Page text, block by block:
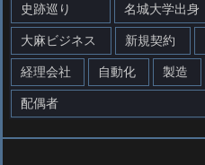
史跡巡り 名城大学出身
大麻ビジネス 新規契約
経理会社 自動化 製造
配偶者